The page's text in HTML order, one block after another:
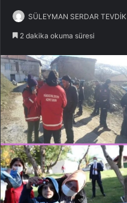
SÜLEYMAN SERDAR TEVDİK
2 dakika okuma süresi